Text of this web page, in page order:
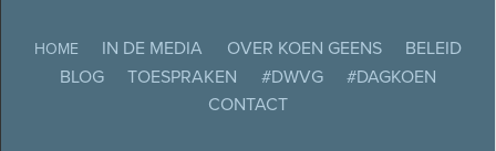
HOME IN DE MEDIA OVER KOEN GEENS
BELEID
BLOG
TOESPRAKEN #DWVG
#DAGKOEN
CONTACT